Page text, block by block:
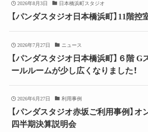
2026年8月3日 日本橋浜町スタジオ
【パンダスタジオ日本橋浜町】11階控
2026年7月27日 ニュース
【パンダスタジオ日本橋浜町】６階
ールルームが少し広くなりました！
2026年6月27日 利用事例
【パンダスタジオ赤坂ご利用事例】
四半期決算説明会